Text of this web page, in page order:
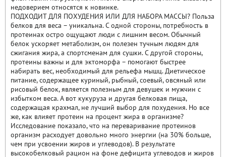
недоверием относятся к новинке.
ПОДХОДИТ ДЛЯ ПОХУДЕНИЯ ИЛИ ДЛЯ НАБОРА МАССЫ? Польза
белков для веса – уникальна. С одной стороны, потребность в
протеинах остро ощущают люди с лишним весом. Обычный
белок ускоряет метаболизм, он полезен тучным людям для
сжигания жира, а спортсменам для сушки. С другой стороны,
протеины важны и для эктоморфа – помогают быстрее
набирать вес, необходимый для рельефа мышц. Диетическое
питание, содержащее куриный, рыбный, соевый, овсяный или
рисовый белок, является полезным для девушек и мужчин с
избытком веса. А вот кукуруза и другая белковая пища,
содержащая крахмал, не лучший выбор для похудения. Но все
же, как влияет протеин на процент жира в организме?
Исследование показало, что на переваривание протеинов
организм расходует довольно много энергии (на 30% больше,
чем при усвоении жиров и углеводов). В результате
высокобелковый рацион на фоне дефицита углеводов и жиров